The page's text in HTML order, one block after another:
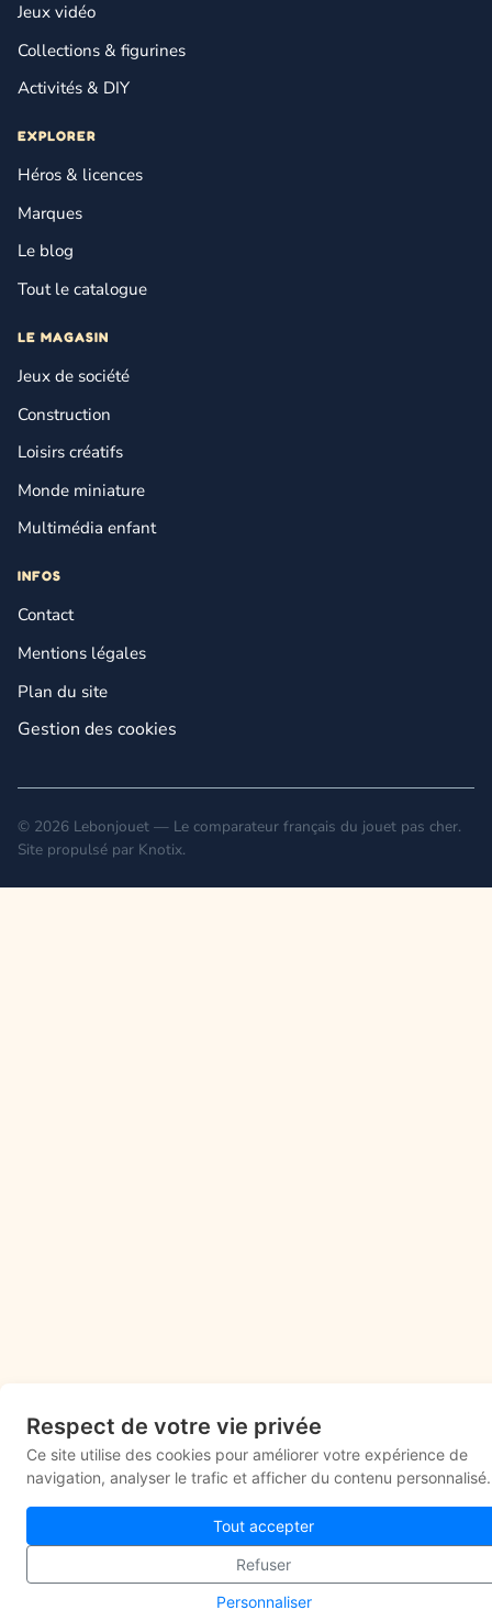
Respect de votre vie privée
Ce site utilise des cookies pour améliorer votre expérience de
navigation, analyser le trafic et afficher du contenu personnalisé.
Tout accepter
Refuser
Personnaliser
Jeux vidéo
Collections & figurines
Activités & DIY
EXPLORER
Héros & licences
Marques
Le blog
Tout le catalogue
LE MAGASIN
Jeux de société
Construction
Loisirs créatifs
Monde miniature
Multimédia enfant
INFOS
Contact
Mentions légales
Plan du site
Gestion des cookies
© 2026 Lebonjouet — Le comparateur français du jouet pas cher.
Site propulsé par Knotix.